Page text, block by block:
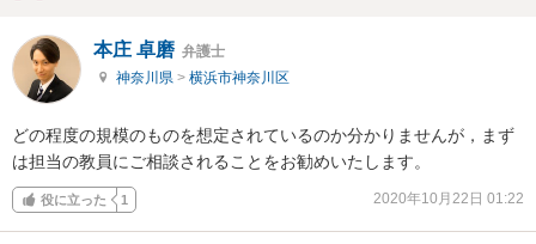
本庄 卓磨 弁護士
神奈川県 > 横浜市神奈川区
どの程度の規模のものを想定されているのか分かりませんが，まず
は担当の教員にご相談されることをお勧めいたします。
役に立った 1 2020年10月22日 01:22